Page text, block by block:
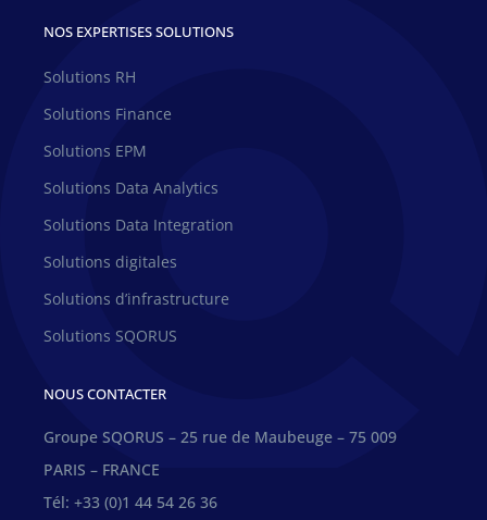
NOS EXPERTISES SOLUTIONS
Solutions RH
Solutions Finance
Solutions EPM
Solutions Data Analytics
Solutions Data Integration
Solutions digitales
Solutions d’infrastructure
Solutions SQORUS
NOUS CONTACTER
Groupe SQORUS – 25 rue de Maubeuge – 75 009
PARIS – FRANCE
Tél: +33 (0)1 44 54 26 36